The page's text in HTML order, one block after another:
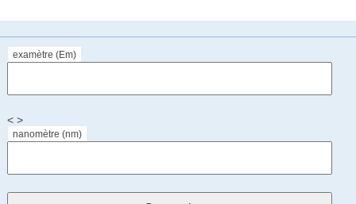
examètre (Em)
< >
nanomètre (nm)